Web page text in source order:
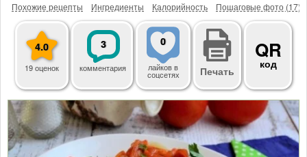
Похожие рецепты Ингредиенты Калорийность Пошаговые фото (17)
4.0
19 оценок
3
комментария
0
лайковв
соцсетях Печать
QR
код